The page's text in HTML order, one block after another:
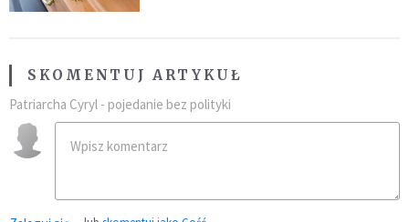
SKOMENTUJ ARTYKUŁ
Patriarcha Cyryl - pojedanie bez polityki